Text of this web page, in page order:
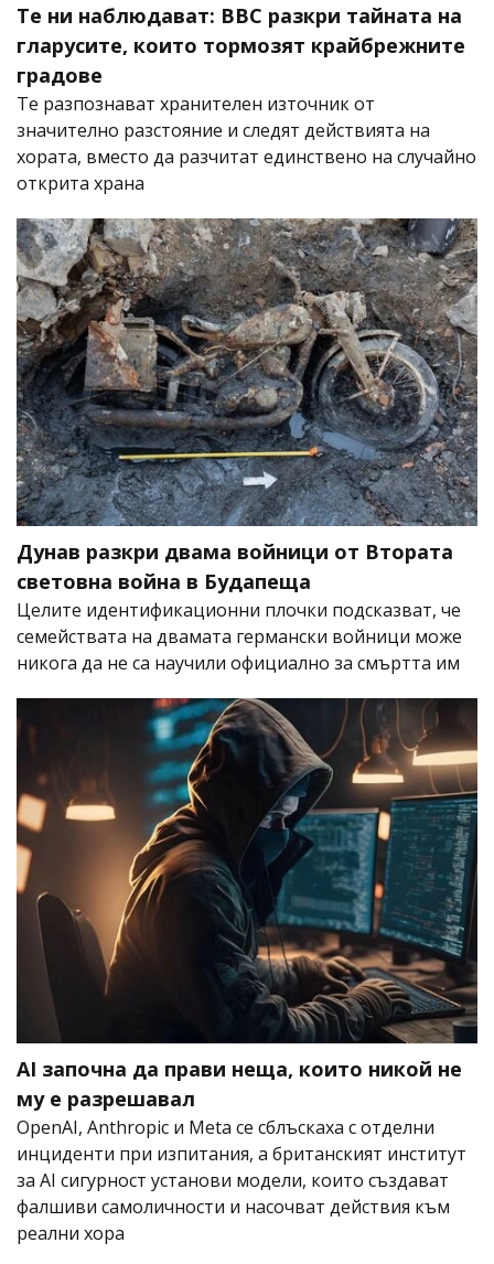
Те ни наблюдават: BBC разкри тайната на
гларусите, които тормозят крайбрежните
градове
Те разпознават хранителен източник от
значително разстояние и следят действията на
хората, вместо да разчитат единствено на случайно
открита храна
Дунав разкри двама войници от Втората
световна война в Будапеща
Целите идентификационни плочки подсказват, че
семействата на двамата германски войници може
никога да не са научили официално за смъртта им
AI започна да прави неща, които никой не
му е разрешавал
OpenAI, Anthropic и Meta се сблъскаха с отделни
инциденти при изпитания, а британският институт
за AI сигурност установи модели, които създават
фалшиви самоличности и насочват действия към
реални хора